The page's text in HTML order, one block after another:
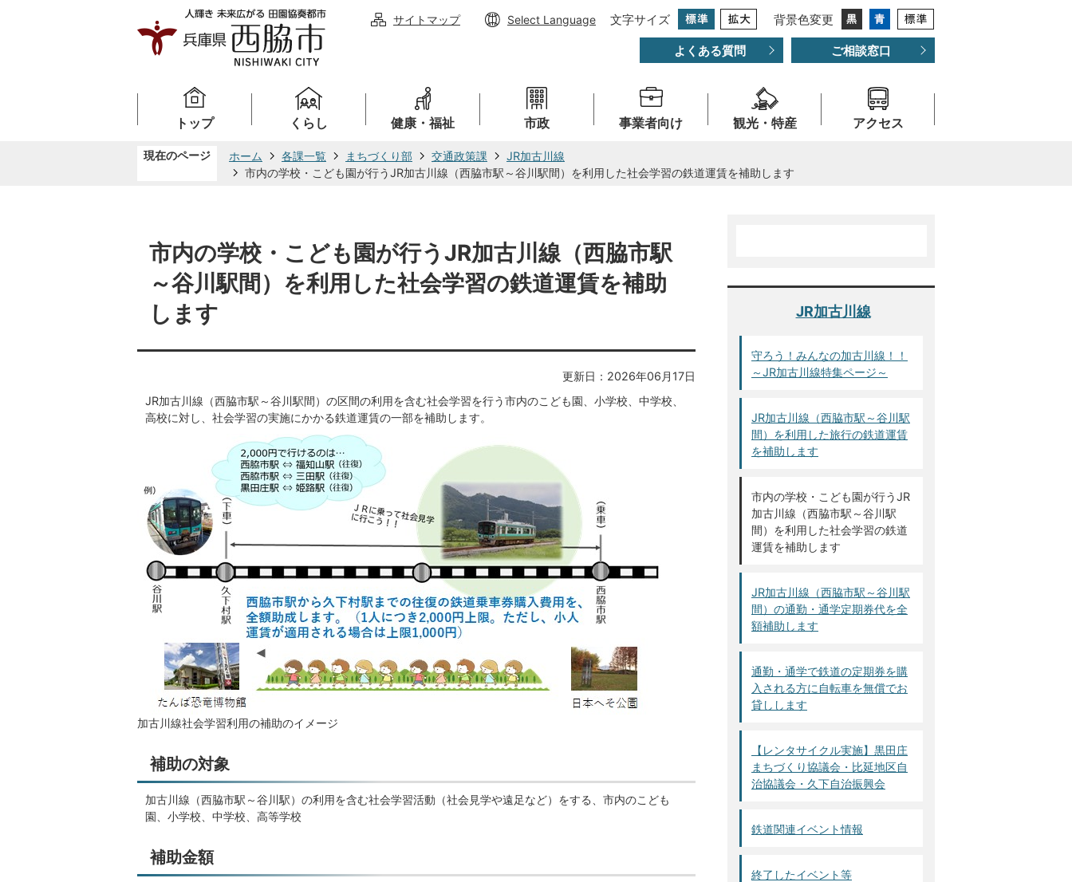
サイトマップ Select Language 文字サイズ 背景色変更
よくある質問 ご相談窓口
トップ くらし 健康・福祉 市政 事業者向け 観光・特産 アクセス
現在のページ ホーム 各課一覧 まちづくり部 交通政策課
JR加古川線
市内の学校・こども園が行うJR加古川線（西脇市駅～谷川駅間）を利用した社会学習の鉄道運賃を補助します
市内の学校・こども園が行うJR加古川線（西脇市駅
～谷川駅間）を利用した社会学習の鉄道運賃を補助
します
更新日：2026年06月17日
JR加古川線（西脇市駅～谷川駅間）の区間の利用を含む社会学習を行う市内のこども園、小学校、中学校、
高校に対し、社会学習の実施にかかる鉄道運賃の一部を補助します。
加古川線社会学習利用の補助のイメージ
補助の対象
加古川線（西脇市駅～谷川駅）の利用を含む社会学習活動（社会見学や遠足など）をする、市内のこども
園、小学校、中学校、高等学校
補助金額
JR加古川線
守ろう！みんなの加古川線！！
～JR加古川線特集ページ～
JR加古川線（西脇市駅～谷川駅
間）を利用した旅行の鉄道運賃
を補助します
市内の学校・こども園が行うJR
加古川線（西脇市駅～谷川駅
間）を利用した社会学習の鉄道
運賃を補助します
JR加古川線（西脇市駅～谷川駅
間）の通勤・通学定期券代を全
額補助します
通勤・通学で鉄道の定期券を購
入される方に自転車を無償でお
貸しします
【レンタサイクル実施】黒田庄
まちづくり協議会・比延地区自
治協議会・久下自治振興会
鉄道関連イベント情報
終了したイベント等